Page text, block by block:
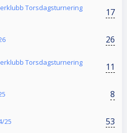
Torsdagsturnering
17
26
Torsdagsturnering
11
8
25 53